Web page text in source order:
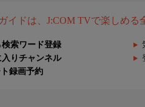
イドは、J:COM TVで楽しめる
検索ワード登録
入りチャンネル
録画予約